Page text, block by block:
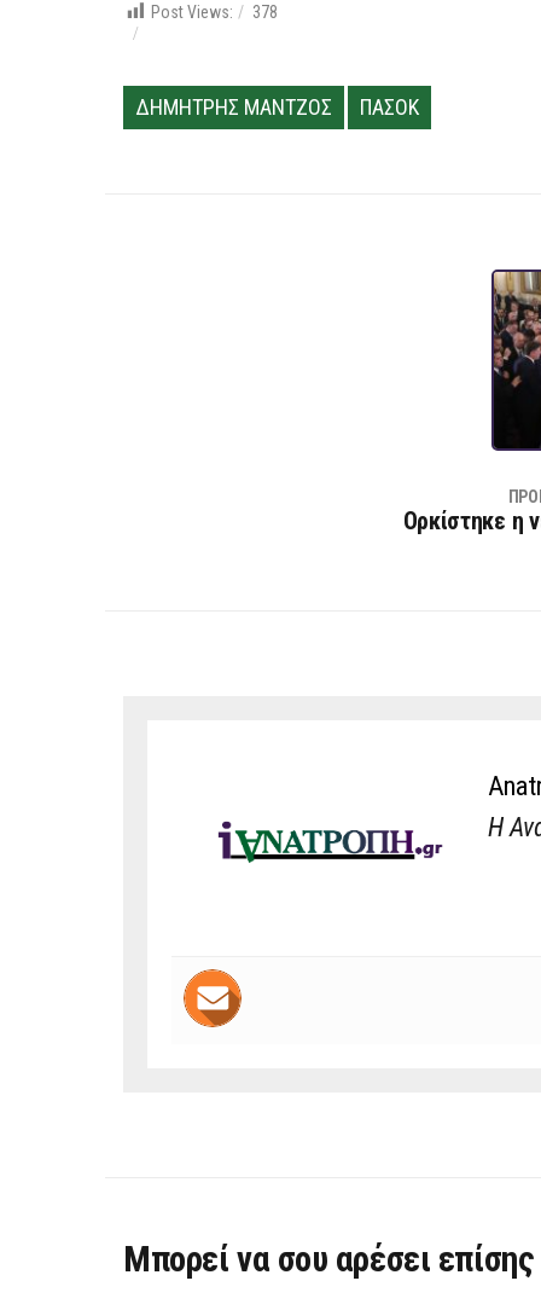
Post Views: 378
ΔΗΜΗΤΡΗΣ ΜΑΝΤΖΟΣ ΠΑΣΟΚ
Ορκίστηκε η
Η
Μπορεί να σου αρέσει